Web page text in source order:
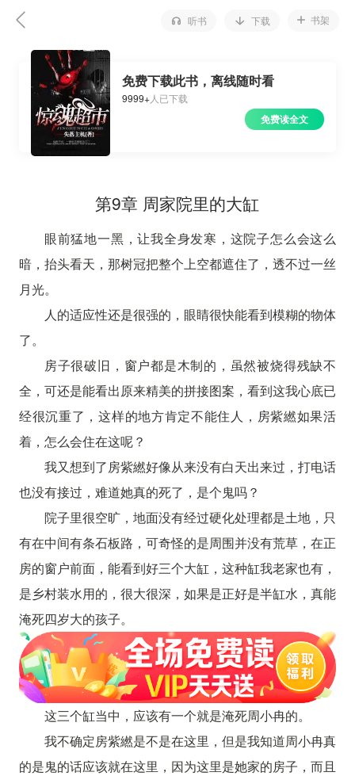
听书 下载 书架
免费下载此书，离线随时看
9999+人已下载
免费读全文
第9章 周家院里的大缸
眼前猛地一黑，让我全身发寒，这院子怎么会这么
暗，抬头看天，那树冠把整个上空都遮住了，透不过一丝
月光。
人的适应性还是很强的，眼睛很快能看到模糊的物体
了。
房子很破旧，窗户都是木制的，虽然被烧得残缺不
全，可还是能看出原来精美的拼接图案，看到这我心底已
经很沉重了，这样的地方肯定不能住人，房紫繎如果活
着，怎么会住在这呢？
我又想到了房紫繎好像从来没有白天出来过，打电话
也没有接过，难道她真的死了，是个鬼吗？
院子里很空旷，地面没有经过硬化处理都是土地，只
有在中间有条石板路，可奇怪的是周围并没有荒草，在正
房的窗户前面，能看到好三个大缸，这种缸我老家也有，
是乡村装水用的，很大很深，如果是正好是半缸水，真能
淹死四岁大的孩子。
这三个缸当中，应该有一个就是淹死周小冉的。
我不确定房紫繎是不是在这里，但是我知道周小冉真
的是鬼的话应该就在这里，因为这里是她家的房子，而且